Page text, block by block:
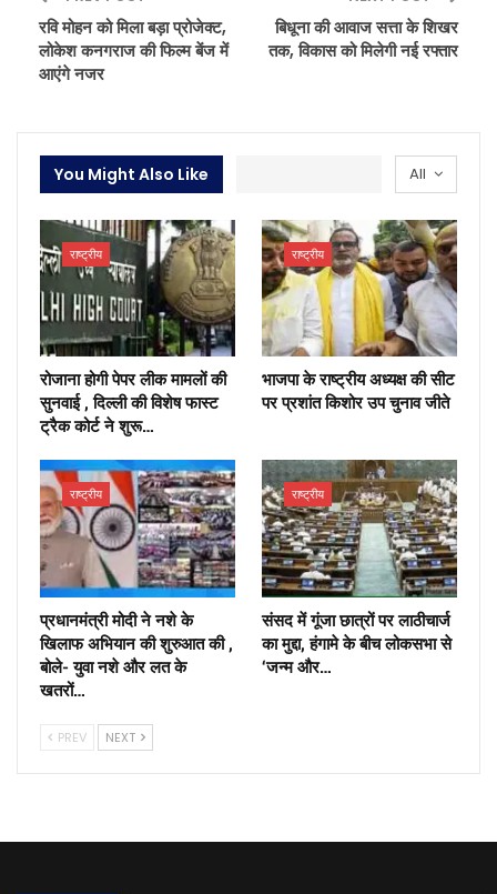
रवि मोहन को मिला बड़ा प्रोजेक्ट,
लोकेश कनगराज की फिल्म बेंज में
आएंगे नजर
बिधूना की आवाज सत्ता के शिखर
तक, विकास को मिलेगी नई रफ्तार
All
You Might Also Like
राष्ट्रीय
रोजाना होगी पेपर लीक मामलों की
सुनवाई , दिल्ली की विशेष फास्ट
ट्रैक कोर्ट ने शुरू…
राष्ट्रीय
भाजपा के राष्ट्रीय अध्यक्ष की सीट
पर प्रशांत किशोर उप चुनाव जीते
राष्ट्रीय
प्रधानमंत्री मोदी ने नशे के
खिलाफ अभियान की शुरुआत की ,
बोले- युवा नशे और लत के
खतरों…
राष्ट्रीय
संसद में गूंजा छात्रों पर लाठीचार्ज
का मुद्दा, हंगामे के बीच लोकसभा से
‘जन्म और…
PREV NEXT